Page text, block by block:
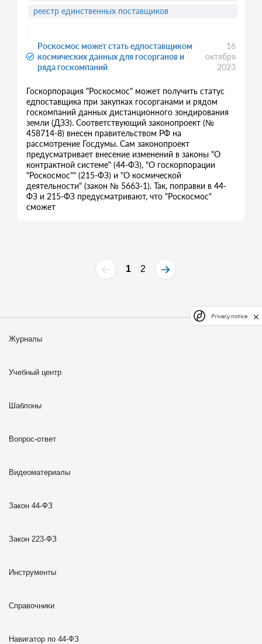
Роскосмос может стать едпоставщиком
космических данных для госорганов и
ряда госкомпаний
16
октября
2023
Госкорпорация "Роскосмос" может получить статус
едпоставщика при закупках госорганами и рядом
госкомпаний данных дистанционного зондирования
земли (ДЗЗ). Соответствующий законопроект (№
458714-8) внесен правительством РФ на
рассмотрение Госдумы. Сам законопроект
предусматривает внесение изменений в законы "О
контрактной системе" (44-ФЗ), "О госкорпорации
"Роскосмос"" (215-ФЗ) и "О космической
деятельности" (закон № 5663-1). Так, поправки в 44-
ФЗ и 215-ФЗ предусматривают, что "Роскосмос"
сможет
реестр единственных поставщиков
1 2
Журналы
Учебный центр
Шаблоны
Вопрос-ответ
Видеоматериалы
Закон 44-ФЗ
Закон 223-ФЗ
Инструменты
Справочники
Навигатор по 44-ФЗ
Privacy notice